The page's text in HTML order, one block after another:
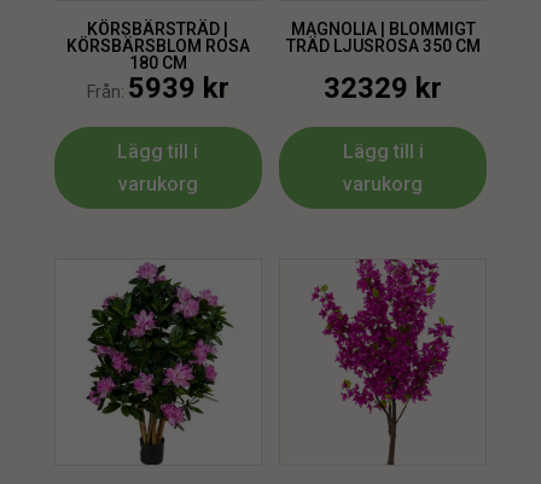
KÖRSBÄRSTRÄD |
KÖRSBÄRSBLOM ROSA
180 CM
Från: 5939 kr
Lägg till i
varukorg
MAGNOLIA | BLOMMIGT
TRÄD LJUSROSA 350 CM
32329 kr
Lägg till i
varukorg